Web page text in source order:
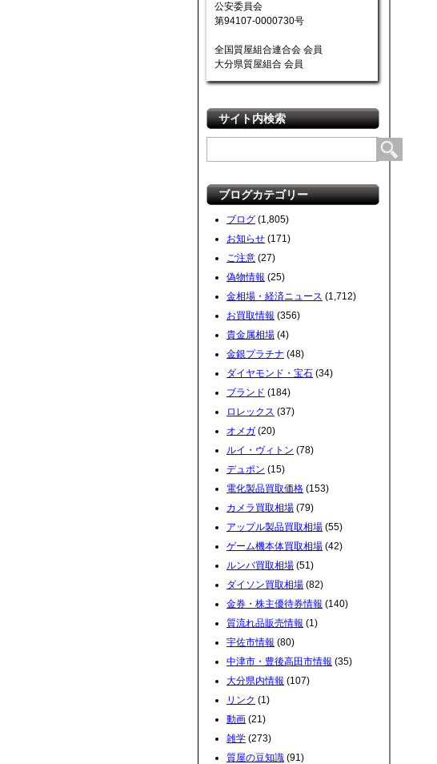
公安委員会
第94107-0000730号
全国質屋組合連合会 会員
大分県質屋組合 会員
サイト内検索
ブログカテゴリー
ブログ (1,805)
お知らせ (171)
ご注意 (27)
偽物情報 (25)
金相場・経済ニュース (1,712)
お買取情報 (356)
貴金属相場 (4)
金銀プラチナ (48)
ダイヤモンド・宝石 (34)
ブランド (184)
ロレックス (37)
オメガ (20)
ルイ・ヴィトン (78)
デュポン (15)
電化製品買取価格 (153)
カメラ買取相場 (79)
アップル製品買取相場 (55)
ゲーム機本体買取相場 (42)
ルンバ買取相場 (51)
ダイソン買取相場 (82)
金券・株主優待券情報 (140)
質流れ品販売情報 (1)
宇佐市情報 (80)
中津市・豊後高田市情報 (35)
大分県内情報 (107)
リンク (1)
動画 (21)
雑学 (273)
質屋の豆知識 (91)